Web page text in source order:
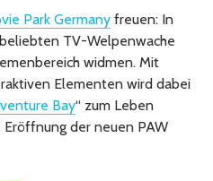
Park Germany freuen: In
TV-Welpenwache
widmen. Mit
Elementen wird dabei
Bay“ zum Leben
Eröffnung der neuen PAW